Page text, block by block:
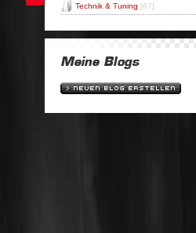
Technik & Tuning [67]